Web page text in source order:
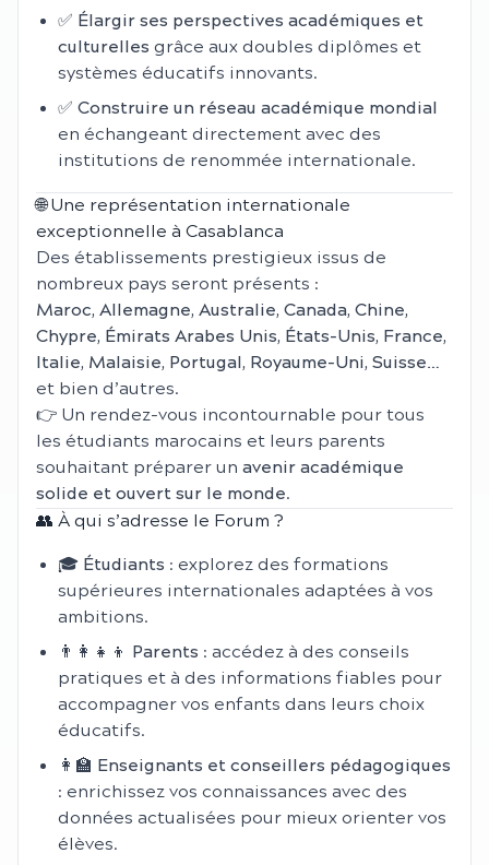
✅ Élargir ses perspectives académiques et
culturelles grâce aux doubles diplômes et
systèmes éducatifs innovants.
✅ Construire un réseau académique mondial
en échangeant directement avec des
institutions de renommée internationale.
🌐 Une représentation internationale
exceptionnelle à Casablanca
Des établissements prestigieux issus de
nombreux pays seront présents :
Maroc, Allemagne, Australie, Canada, Chine,
Chypre, Émirats Arabes Unis, États-Unis, France,
Italie, Malaisie, Portugal, Royaume-Uni, Suisse…
et bien d’autres.
👉 Un rendez-vous incontournable pour tous
les étudiants marocains et leurs parents
souhaitant préparer un avenir académique
solide et ouvert sur le monde.
👥 À qui s’adresse le Forum ?
🎓 Étudiants : explorez des formations
supérieures internationales adaptées à vos
ambitions.
👨‍👩‍👧‍👦 Parents : accédez à des conseils
pratiques et à des informations fiables pour
accompagner vos enfants dans leurs choix
éducatifs.
👩‍🏫 Enseignants et conseillers pédagogiques
: enrichissez vos connaissances avec des
données actualisées pour mieux orienter vos
élèves.